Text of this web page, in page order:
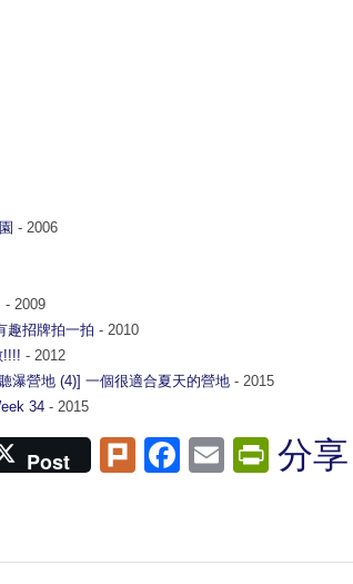
- 2006
- 2009
趣招牌拍一拍 - 2010
!!!! - 2012
瀑營地 (4)] 一個很適合夏天的營地 - 2015
34 - 2015
Post PlurkFacebook
Email分享